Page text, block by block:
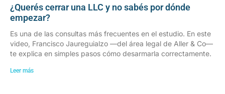
¿Querés cerrar una LLC y no sabés por dónde
empezar?
Es una de las consultas más frecuentes en el estudio. En este
video, Francisco Jaureguialzo —del área legal de Aller & Co—
te explica en simples pasos cómo desarmarla correctamente.
Leer más